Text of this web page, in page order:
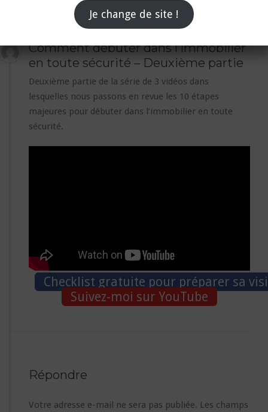
Comment débuter dans l’immobilier
en toute sécurité – Deuxième partie
Deuxième partie de la série de 3 vidéos dans
lesquelles nous passons en revue les 10 étapes
majeures pour débuter dans l’immobilier en toute
sécurité.
Checklist gratuite pour préparer sa
Suivez-moi sur YouTube
Répondre
Votre adresse e-mail ne sera pas publiée. Les champs
Je change de site !